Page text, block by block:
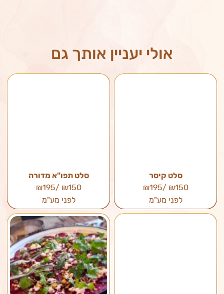
אולי יעניין אותך גם
סלט קיסר
₪150 /₪195
לפני מע"מ
סלט תפו"א מדורה
₪150 /₪195
לפני מע"מ